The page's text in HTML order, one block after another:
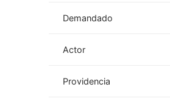
Demandado
Actor
Providencia